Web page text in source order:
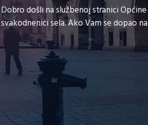
Dobro došli na službenoj stranici
svakodnenici sela. Ako Vam se dopao